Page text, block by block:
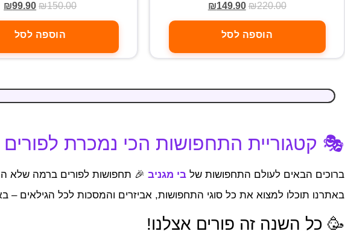
₪220.00
₪149.90
הוספה לסל
₪150.00
₪99.90
הוספה לסל
🎭 קטגוריית התחפושות הכי נמכרת לפורים
ברוכים הבאים לעולם התחפושות של בי מגניב🎉 תחפושות לפורים ברמה שלא
באתרנו תוכלו למצוא את כל סוגי התחפושות, אביזרים והמסכות לכל הגילאים
🥳 כל השנה זה פורים אצלנו!